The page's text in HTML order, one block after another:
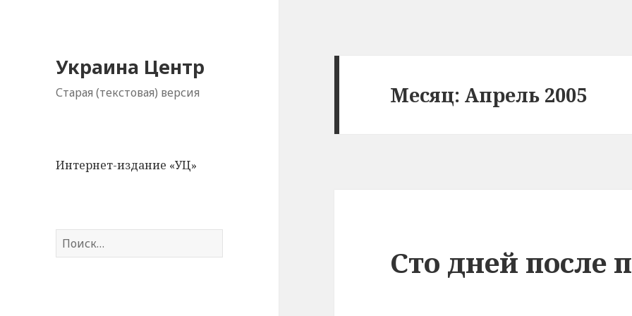
Украина Центр
Старая (текстовая) версия
Интернет-издание «УЦ»
Н
а
Месяц: Апрель 2005
Сто дней после